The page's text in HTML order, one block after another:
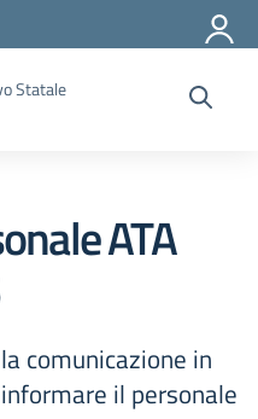
Statale
ATA
comunicazione in
il personale